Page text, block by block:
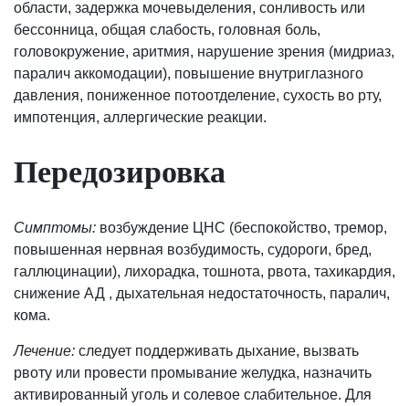
области, задержка мочевыделения, сонливость или
бессонница, общая слабость, головная боль,
головокружение, аритмия, нарушение зрения (мидриаз,
паралич аккомодации), повышение внутриглазного
давления, пониженное потоотделение, сухость во рту,
импотенция, аллергические реакции.
Передозировка
Симптомы: возбуждение ЦНС (беспокойство, тремор,
повышенная нервная возбудимость, судороги, бред,
галлюцинации), лихорадка, тошнота, рвота, тахикардия,
снижение АД , дыхательная недостаточность, паралич,
кома.
Лечение: следует поддерживать дыхание, вызвать
рвоту или провести промывание желудка, назначить
активированный уголь и солевое слабительное. Для